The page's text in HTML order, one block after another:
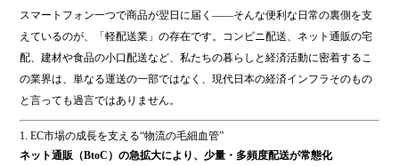
スマートフォン一つで商品が翌日に届く――そんな便利な日常の裏側を支
えているのが、「軽配送業」の存在です。コンビニ配送、ネット通販の宅
配、建材や食品の小口配送など、私たちの暮らしと経済活動に密着するこ
の業界は、単なる運送の一部ではなく、現代日本の経済インフラそのもの
と言っても過言ではありません。
1. EC市場の成長を支える“物流の毛細血管”
ネット通販（BtoC）の急拡大により、少量・多頻度配送が常態化